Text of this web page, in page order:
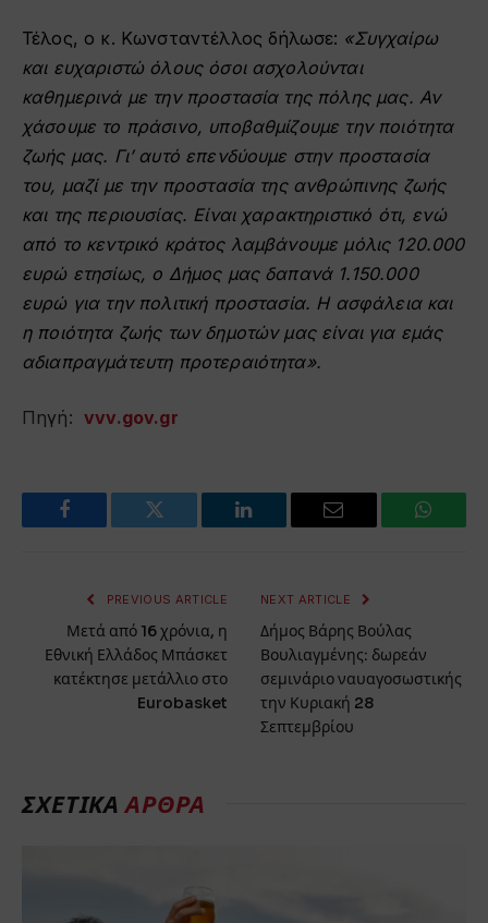
Τέλος, ο κ. Κωνσταντέλλος δήλωσε: «Συγχαίρω
και ευχαριστώ όλους όσοι ασχολούνται
καθημερινά με την προστασία της πόλης μας. Αν
χάσουμε το πράσινο, υποβαθμίζουμε την ποιότητα
ζωής μας. Γι’ αυτό επενδύουμε στην προστασία
του, μαζί με την προστασία της ανθρώπινης ζωής
και της περιουσίας. Είναι χαρακτηριστικό ότι, ενώ
από το κεντρικό κράτος λαμβάνουμε μόλις 120.000
ευρώ ετησίως, ο Δήμος μας δαπανά 1.150.000
ευρώ για την πολιτική προστασία. Η ασφάλεια και
η ποιότητα ζωής των δημοτών μας είναι για εμάς
αδιαπραγμάτευτη προτεραιότητα».
Πηγή:vvv.gov.gr
Facebook Twitter LinkedIn Email
PREVIOUS ARTICLE
Μετά από 16 χρόνια, η
Εθνική Ελλάδος Μπάσκετ
κατέκτησε μετάλλιο στο
Eurobasket
NEXT ARTICLE
Δήμος Βάρης Βούλας
Βουλιαγμένης: δωρεάν
σεμινάριο ναυαγοσωστικής
την Κυριακή 28
Σεπτεμβρίου
ΣΧΕΤΙΚΑΑΡΘΡΑ